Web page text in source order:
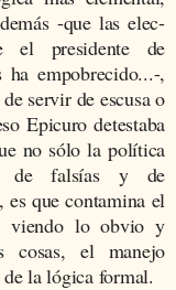
-que las elec­
el presidente de
empobrecido...-,
servir de escusa o
Epicuro detestaba
no sólo la política
de fals­ías y de
es que conta­mina el
viendo lo obvio y
cosas, el manejo
la lógica formal.